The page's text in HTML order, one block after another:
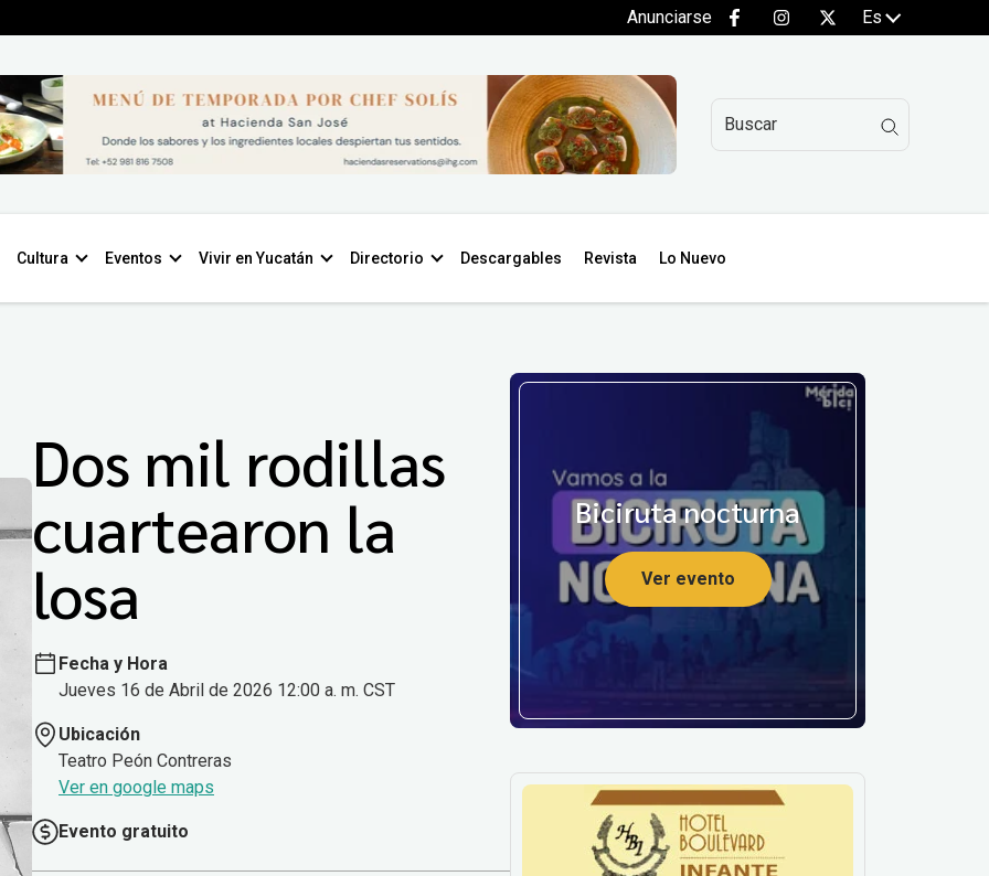
Anunciarse Es
Cultura Eventos Vivir en Yucatán Directorio Descargables Revista Lo Nuevo
Dos mil rodillas
cuartearon la
losa
Fecha y Hora
Jueves 16 de Abril de 2026 12:00 a. m. CST
Ubicación
Teatro Peón Contreras
Ver en google maps
Evento gratuito
Biciruta nocturna
Ver evento